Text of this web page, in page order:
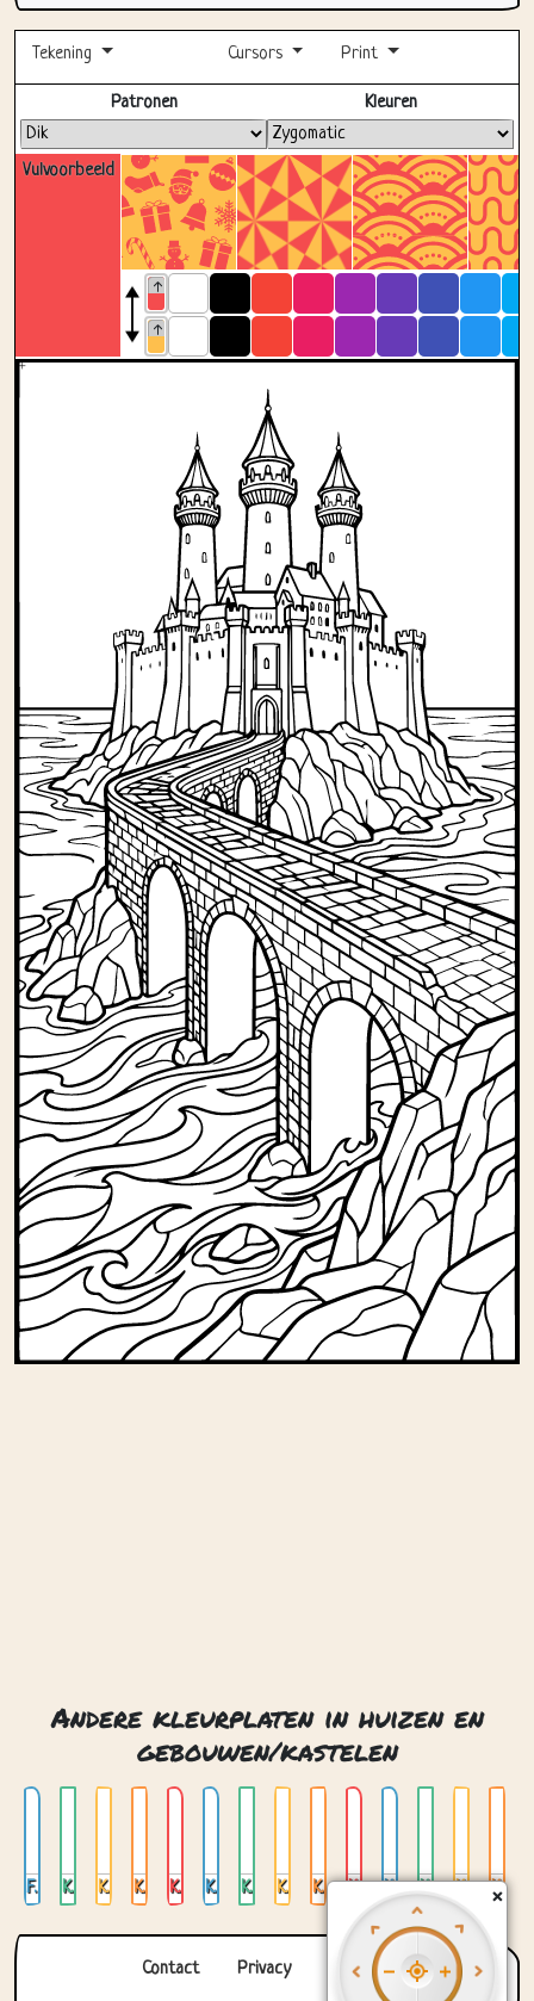
Tekening Cursors Print
Volledig scherm
Vulvoorbeeld
Patronen Kleuren
Andere kleurplaten in huizen en
gebouwen/kastelen
Fantasie kasteel Kasteel 01 Kasteel 02 Kasteel 03 Kasteel 04 Kasteel 05 Kasteel in bos Kasteel in de oceaan Kasteel in india Kasteel in japan Kasteel met brug Kasteel met klok Kasteel op een wolk Kasteel van boeken met draak
Contact Privacy Over ons
×